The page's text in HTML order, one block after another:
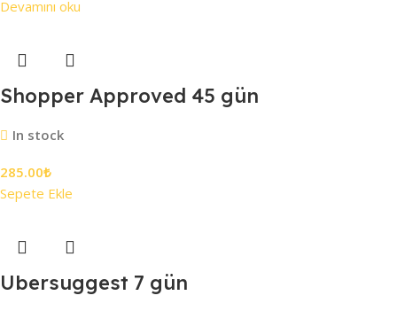
Devamını oku
Shopper Approved 45 gün
In stock
285.00₺
Sepete Ekle
Ubersuggest 7 gün